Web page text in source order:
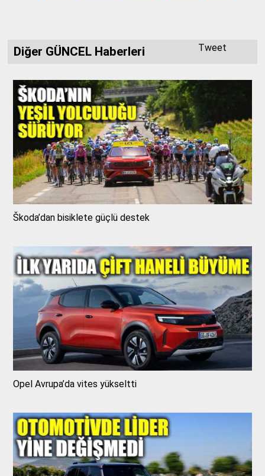
Tweet
Diğer GÜNCEL Haberleri
Škoda’dan bisiklete güçlü destek
Opel Avrupa’da vites yükseltti